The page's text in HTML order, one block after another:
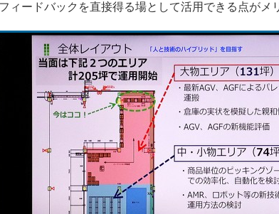
ィードバックを直接得る場として活用できる点がメ